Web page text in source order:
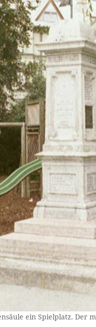
ein Spielplatz. Der